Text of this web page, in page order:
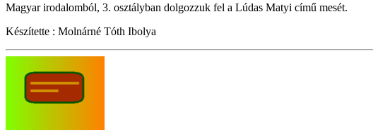
Magyar irodalomból, 3. osztályban dolgozzuk fel a Lúdas Matyi című mesét.
Készítette : Molnárné Tóth Ibolya